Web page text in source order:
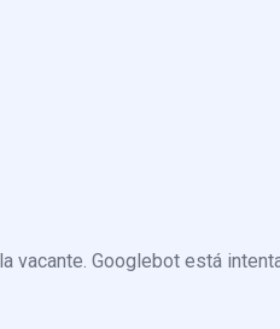
vacante. Googlebot está